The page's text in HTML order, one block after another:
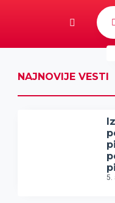
NAJNOVIJE VESTI
5.